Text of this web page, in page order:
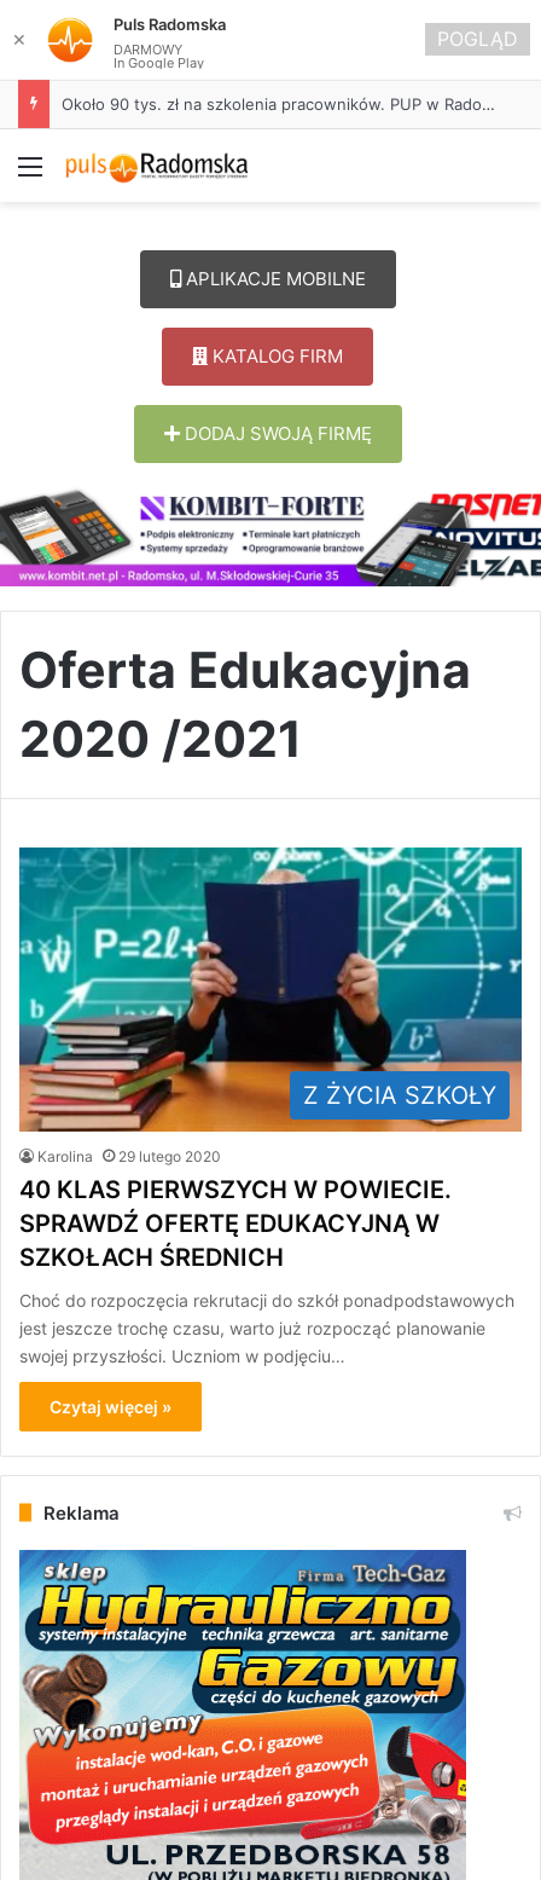
Około 90 tys. zł na szkolenia pracowników. PUP w Radomsku ogłasza nabór wniosków
Menu
APLIKACJE MOBILNE
KATALOG FIRM
DODAJ SWOJĄ FIRMĘ
Oferta Edukacyjna
2020 /2021
Z ŻYCIA SZKOŁY
Karolina 29 lutego 2020
40 KLAS PIERWSZYCH W POWIECIE.
SPRAWDŹ OFERTĘ EDUKACYJNĄ W
SZKOŁACH ŚREDNICH
Choć do rozpoczęcia rekrutacji do szkół ponadpodstawowych
jest jeszcze trochę czasu, warto już rozpocząć planowanie
swojej przyszłości. Uczniom w podjęciu…
Czytaj więcej »
Reklama
✕
Puls Radomska
DARMOWY
In Google Play
POGLĄD